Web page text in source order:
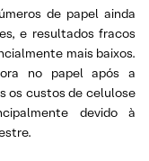
de papel ainda
e resultados fracos
mais baixos.
no papel após a
os custos de celulose
devido à